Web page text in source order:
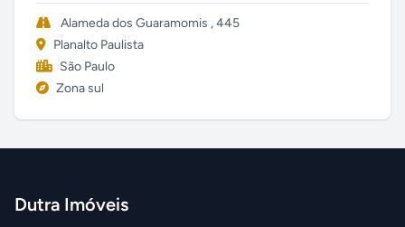
Alameda dos Guaramomis , 445
Planalto Paulista
São Paulo
Zona sul
Dutra Imóveis